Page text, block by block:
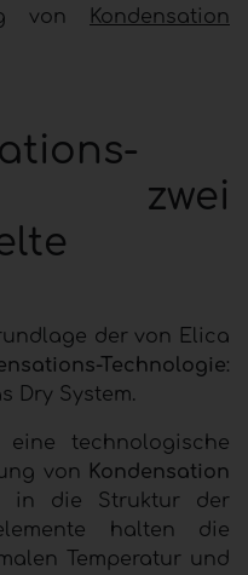
von
Kondensation
zwei
der von Elica
Technologie:
Dry System.
technologische
von Kondensation
in die Struktur der
halten die
Temperatur und